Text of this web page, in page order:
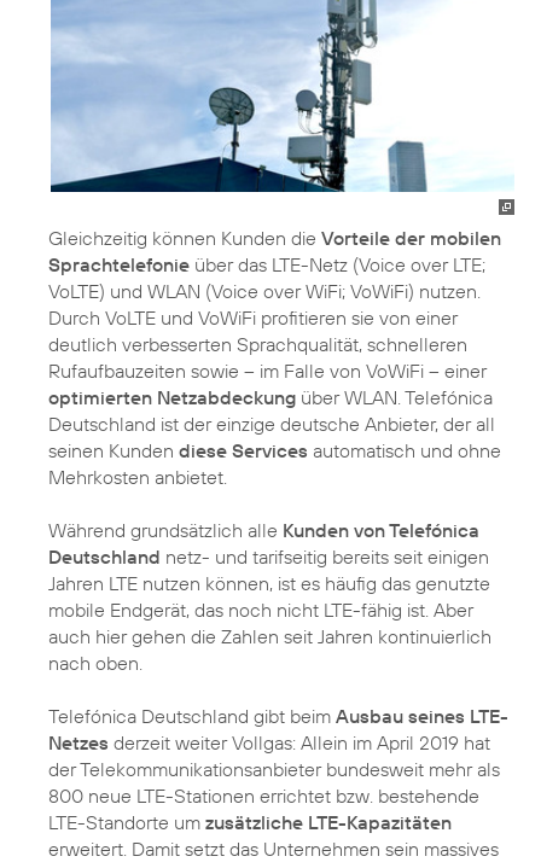
Gleichzeitig können Kunden die Vorteile der mobilen
Sprachtelefonie über das LTE-Netz (Voice over LTE;
VoLTE) und WLAN (Voice over WiFi; VoWiFi) nutzen.
Durch VoLTE und VoWiFi profitieren sie von einer
deutlich verbesserten Sprachqualität, schnelleren
Rufaufbauzeiten sowie – im Falle von VoWiFi – einer
optimierten Netzabdeckung über WLAN. Telefónica
Deutschland ist der einzige deutsche Anbieter, der all
seinen Kunden diese Services automatisch und ohne
Mehrkosten anbietet.
Während grundsätzlich alle Kunden von Telefónica
Deutschland netz- und tarifseitig bereits seit einigen
Jahren LTE nutzen können, ist es häufig das genutzte
mobile Endgerät, das noch nicht LTE-fähig ist. Aber
auch hier gehen die Zahlen seit Jahren kontinuierlich
nach oben.
Telefónica Deutschland gibt beim Ausbau seines LTE-
Netzes derzeit weiter Vollgas: Allein im April 2019 hat
der Telekommunikationsanbieter bundesweit mehr als
800 neue LTE-Stationen errichtet bzw. bestehende
LTE-Standorte um zusätzliche LTE-Kapazitäten
erweitert. Damit setzt das Unternehmen sein massives